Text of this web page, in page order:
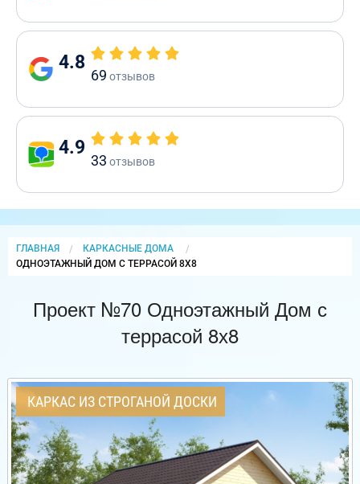
4.8
69 отзывов
4.9
33 отзывов
ГЛАВНАЯ
КАРКАСНЫЕ ДОМА
CURRENT:
ОДНОЭТАЖНЫЙ ДОМ С ТЕРРАСОЙ 8Х8
Проект №70 Одноэтажный Дом с
террасой 8х8
КАРКАС ИЗ СТРОГАНОЙ ДОСКИ